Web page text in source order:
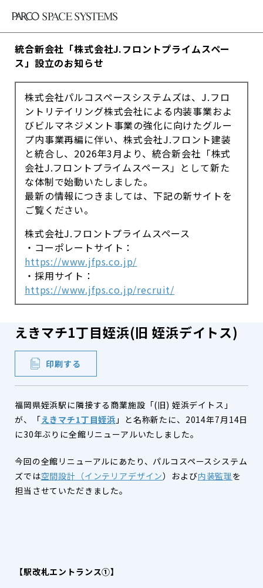
統合新会社「株式会社J.フロントプライムスペー
ス」設立のお知らせ
株式会社パルコスペースシステムズは、J.フロ
ントリテイリング株式会社による内装事業およ
びビルマネジメント事業の強化に向けたグルー
プ内事業再編に伴い、株式会社J.フロント建装
と統合し、2026年3月より、統合新会社「株式
会社J.フロントプライムスペース」として新た
な体制で始動いたしました。
最新の情報につきましては、下記の新サイトを
ご覧ください。
株式会社J.フロントプライムスペース
・コーポレートサイト：
https://www.jfps.co.jp/
・採用サイト：
https://www.jfps.co.jp/recruit/
えきマチ1丁目姪浜(旧 姪浜デイトス)
印刷する
福岡県姪浜駅に隣接する商業施設「(旧) 姪浜デイトス」
が、「えきマチ1丁目姪浜 」と名称新たに、2014年7月14日
に30年ぶりに全館リニューアルいたしました。
今回の全館リニューアルにあたり、パルコスペースシステム
ズでは空間設計（インテリアデザイン）および内装監理を
担当させていただきました。
【駅改札エントランス①】